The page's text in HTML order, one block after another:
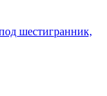
шестигранник,